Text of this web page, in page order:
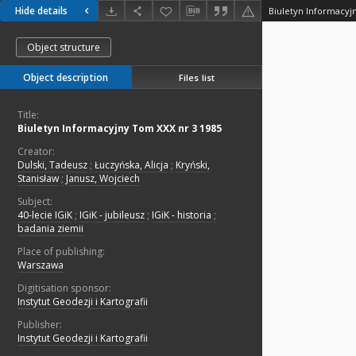
Hide details Biuletyn
Object structure
Object description Files list
Title:
Biuletyn Informacyjny Tom XXX nr 3 1985
Creator:
Dulski, Tadeusz ; Łuczyńska, Alicja ; Kryński,
Stanisław ; Janusz, Wojciech
Subject:
40-lecie IGiK ; IGiK - jubileusz ; IGiK - historia ;
badania ziemii
Place of publishing:
Warszawa
Digitisation sponsor:
Instytut Geodezji i Kartografii
Publisher:
Instytut Geodezji i Kartografii